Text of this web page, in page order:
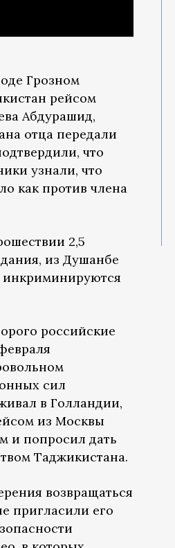
Грозном
рейсом
Абдурашид,
отца передали
что
узнали, что
как против члена
2,5
из Душанбе
инкриминируются
российские
сил
в Голландии,
из Москвы
и попросил дать
Таджикистана.
возвращаться
пригласили его